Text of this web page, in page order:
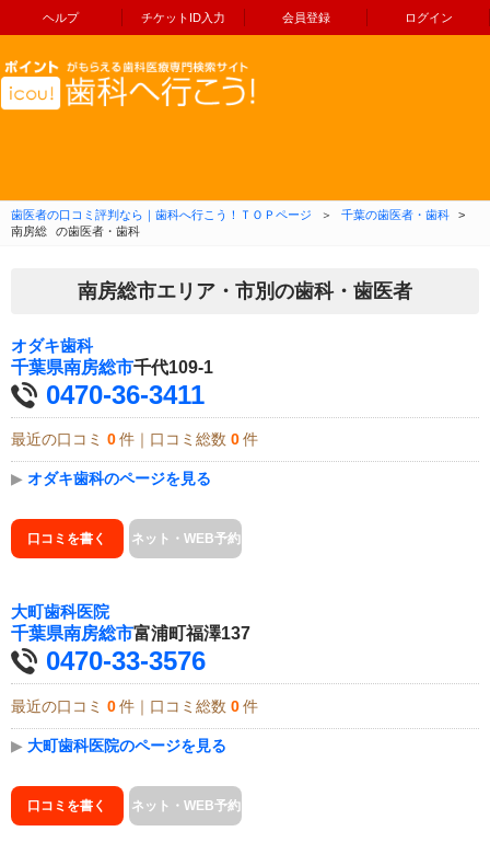
ヘルプ チケットID入力 会員登録 ログイン
コンテンツへ移動
歯医者の口コミ評判なら｜歯科へ行こう！ＴＯＰページ ＞ 千葉の歯医者・歯科
>
南房総
の歯医者・歯科
南房総市エリア・市別の歯科・歯医者
オダキ歯科
千葉県南房総市千代109-1
0470-36-3411
最近の口コミ 0 件｜口コミ総数 0 件
▶ オダキ歯科のページを見る
口コミを書く ネット・WEB予約
大町歯科医院
千葉県南房総市富浦町福澤137
0470-33-3576
最近の口コミ 0 件｜口コミ総数 0 件
▶ 大町歯科医院のページを見る
口コミを書く ネット・WEB予約